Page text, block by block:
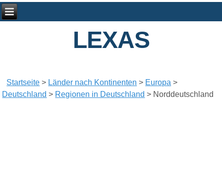
LEXAS
Startseite > Länder nach Kontinenten > Europa >
Deutschland > Regionen in Deutschland > Norddeutschland